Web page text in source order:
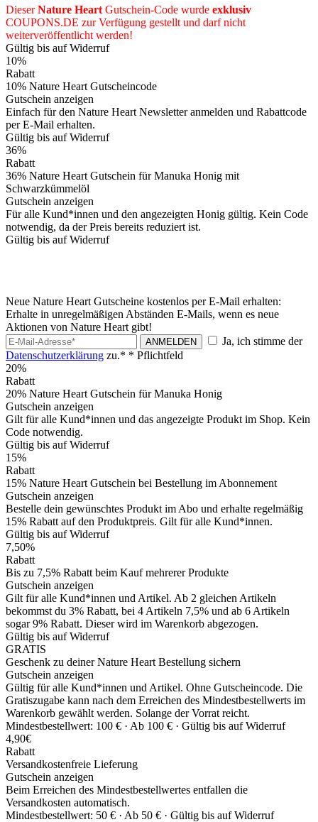
DieserNature Heart Gutschein-Code wurde exklusiv
COUPONS.DE zur Verfügung gestellt und darf nicht
weiterveröffentlicht werden!
Gültig bis auf Widerruf
10%
Rabatt
10% Nature Heart Gutscheincode
Gutschein anzeigen
Einfach für den Nature Heart Newsletter anmelden und Rabattcode
per E-Mail erhalten.
Gültig bis auf Widerruf
36%
Rabatt
36% Nature Heart Gutschein für Manuka Honig mit
Schwarzkümmelöl
Gutschein anzeigen
Für alle Kund*innen und den angezeigten Honig gültig. Kein Code
notwendig, da der Preis bereits reduziert ist.
Gültig bis auf Widerruf
Neue Nature Heart Gutscheine kostenlos per E-Mail erhalten:
Erhalte in unregelmäßigen Abständen E-Mails, wenn es neue
Aktionen von Nature Heart gibt!
ANMELDEN
Ja, ich stimme der
Datenschutzerklärung zu.* * Pflichtfeld
20%
Rabatt
20% Nature Heart Gutschein für Manuka Honig
Gutschein anzeigen
Gilt für alle Kund*innen und das angezeigte Produkt im Shop. Kein
Code notwendig.
Gültig bis auf Widerruf
15%
Rabatt
15% Nature Heart Gutschein bei Bestellung im Abonnement
Gutschein anzeigen
Bestelle dein gewünschtes Produkt im Abo und erhalte regelmäßig
15% Rabatt auf den Produktpreis. Gilt für alle Kund*innen.
Gültig bis auf Widerruf
7,50%
Rabatt
Bis zu 7,5% Rabatt beim Kauf mehrerer Produkte
Gutschein anzeigen
Gilt für alle Kund*innen und Artikel. Ab 2 gleichen Artikeln
bekommst du 3% Rabatt, bei 4 Artikeln 7,5% und ab 6 Artikeln
sogar 9% Rabatt. Dieser wird im Warenkorb abgezogen.
Gültig bis auf Widerruf
GRATIS
Geschenk zu deiner Nature Heart Bestellung sichern
Gutschein anzeigen
Gültig für alle Kund*innen und Artikel. Ohne Gutscheincode. Die
Gratiszugabe kann nach dem Erreichen des Mindestbestellwerts im
Warenkorb gewählt werden. Solange der Vorrat reicht.
Mindestbestellwert: 100 € · Ab 100 € · Gültig bis auf Widerruf
4,90€
Rabatt
Versandkostenfreie Lieferung
Gutschein anzeigen
Beim Erreichen des Mindestbestellwertes entfallen die
Versandkosten automatisch.
Mindestbestellwert: 50 € · Ab 50 € · Gültig bis auf Widerruf